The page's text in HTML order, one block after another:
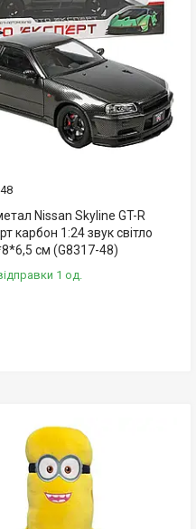
Nissan Skyline GT-R
карбон 1:24 звук світло
см (G8317-48)
1 од.